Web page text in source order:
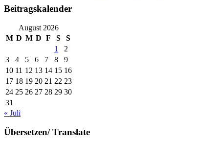
Beitragskalender
August 2026
M D M D F S
S
1
2
3
4 5 6 7 8
9
10 11 12 13 14 15 16
17 18 19 20 21 22 23
24 25 26 27 28 29 30
31
« Juli
Übersetzen/ Translate